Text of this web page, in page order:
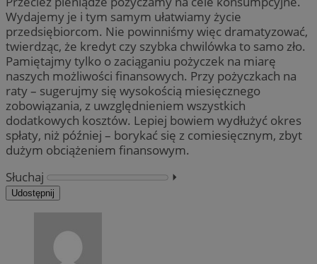
Wydajemy je i tym samym ułatwiamy życie
przedsiębiorcom. Nie powinniśmy więc dramatyzować,
twierdząc, że kredyt czy szybka chwilówka to samo zło.
Pamiętajmy tylko o zaciąganiu pożyczek na miarę
naszych możliwości finansowych. Przy pożyczkach na
raty – sugerujmy się wysokością miesięcznego
zobowiązania, z uwzględnieniem wszystkich
dodatkowych kosztów. Lepiej bowiem wydłużyć okres
spłaty, niż później – borykać się z comiesięcznym, zbyt
dużym obciążeniem finansowym.
Słuchaj
⏵︎
Udostępnij